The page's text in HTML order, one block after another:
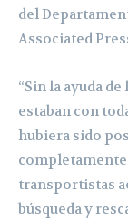
del
Associated
“Sin la ayuda
estaban con
hubiera sido
transportistas
búsqueda y